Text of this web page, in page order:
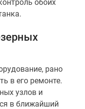
обоих
рано
в его ремонте.
узлов и
в ближайший